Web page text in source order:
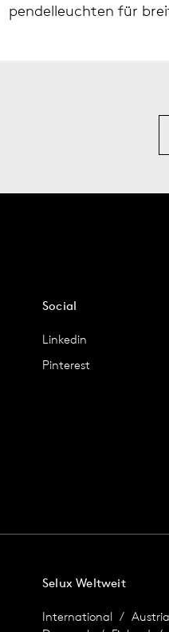
pen­del­leuch­ten für
Social
Linkedin
Pinterest
Selux Weltweit
International Austria